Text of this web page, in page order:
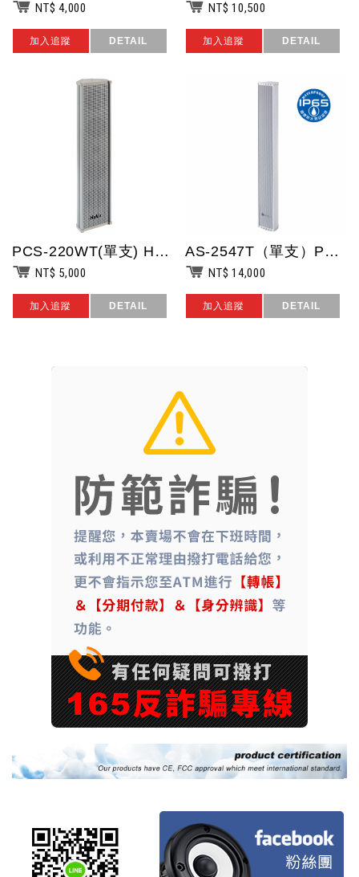
NT$ 4,000
加入追蹤 DETAIL
NT$ 10,500
加入追蹤 DETAIL
PCS-220WT(單支) HYLEX 35W音柱喇叭/台灣製造
NT$ 5,000
加入追蹤 DETAIL
AS-2547T（單支）POKKA 4吋40W音柱型喇叭.高:1020mm / ...
NT$ 14,000
加入追蹤 DETAIL